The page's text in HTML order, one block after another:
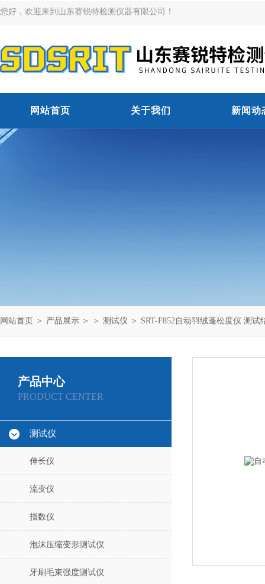
您好，欢迎来到山东赛锐特检测仪器有限公司！
网站首页 关于我们 新闻动
网站首页 ＞ 产品展示 ＞ ＞ 测试仪 ＞ SRT-F852自动羽绒蓬松度仪 测试
产品中心
PRODUCT CENTER
测试仪
伸长仪
流变仪
指数仪
泡沫压缩变形测试仪
牙刷毛束强度测试仪